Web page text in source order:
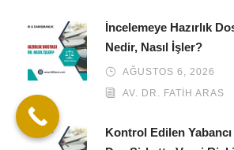
İncelemeye Hazırlık
Nedir, Nasıl İşler?
AĞUSTOS 6, 2026
AV. DR. FATIH ARAS
Kontrol Edilen